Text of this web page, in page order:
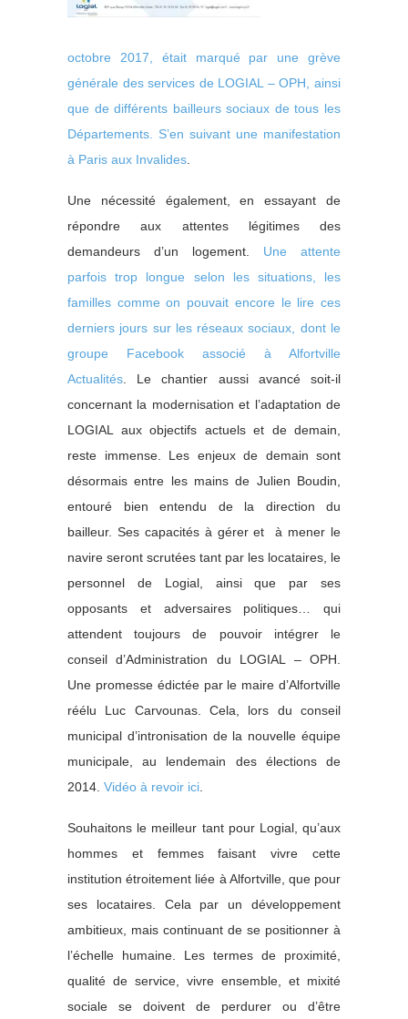
octobre 2017, était marqué par une grève
générale des services de LOGIAL – OPH, ainsi
que de différents bailleurs sociaux de tous les
Départements. S’en suivant une manifestation
à Paris aux Invalides
Une nécessité également, en essayant de
répondre aux attentes légitimes des
demandeurs d’un logement. Une attente
parfois trop longue selon les situations, les
familles comme on pouvait encore le lire ces
derniers jours sur les réseaux sociaux, dont le
groupe Facebook associé à Alfortville
Actualités . Le chantier aussi avancé soit-il
concernant la modernisation et l’adaptation de
LOGIAL aux objectifs actuels et de demain,
reste immense. Les enjeux de demain sont
désormais entre les mains de Julien Boudin,
entouré bien entendu de la direction du
bailleur. Ses capacités à gérer et à mener le
navire seront scrutées tant par les locataires, le
personnel de Logial, ainsi que par ses
opposants et adversaires politiques… qui
attendent toujours de pouvoir intégrer le
conseil d’Administration du LOGIAL – OPH.
Une promesse édictée par le maire d’Alfortville
réélu Luc Carvounas. Cela, lors du conseil
municipal d’intronisation de la nouvelle équipe
municipale, au lendemain des élections de
2014. Vidéo à revoir ici
Souhaitons le meilleur tant pour Logial, qu’aux
hommes et femmes faisant vivre cette
institution étroitement liée à Alfortville, que pour
ses locataires. Cela par un développement
ambitieux, mais continuant de se positionner à
l’échelle humaine. Les termes de proximité,
qualité de service, vivre ensemble, et mixité
sociale se doivent de perdurer ou d’être